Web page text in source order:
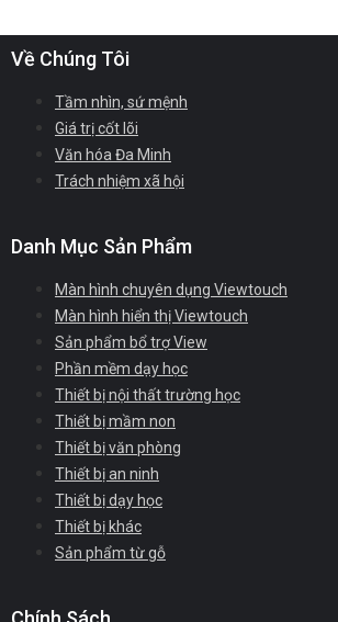
Về Chúng Tôi
Tầm nhìn, sứ mệnh
Giá trị cốt lõi
Văn hóa Đa Minh
Trách nhiệm xã hội
Danh Mục Sản Phẩm
Màn hình chuyên dụng Viewtouch
Màn hình hiển thị Viewtouch
Sản phẩm bổ trợ View
Phần mềm dạy học
Thiết bị nội thất trường học
Thiết bị mầm non
Thiết bị văn phòng
Thiết bị an ninh
Thiết bị dạy học
Thiết bị khác
Sản phẩm từ gỗ